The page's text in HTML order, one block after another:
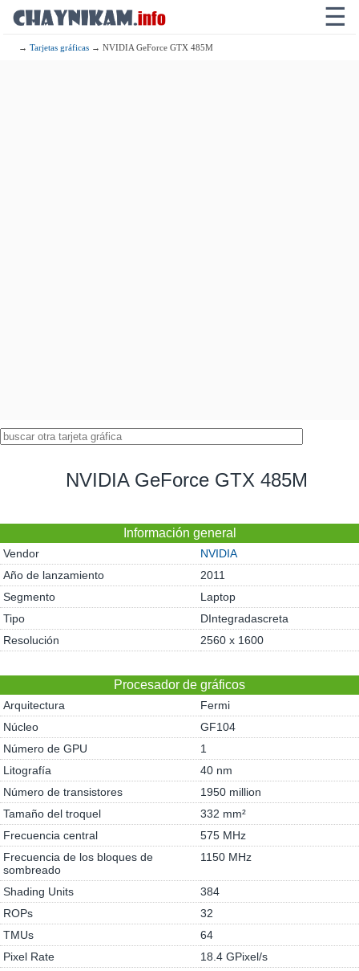
☰
→Tarjetas gráficas → NVIDIA GeForce GTX 485M
NVIDIA GeForce GTX 485M
Información general
Vendor
NVIDIA
Año de lanzamiento
2011
Segmento
Laptop
Tipo
DIntegradascreta
Resolución
2560 x 1600
Procesador de gráficos
Arquitectura
Fermi
Núcleo
GF104
Número de GPU
1
Litografía
40 nm
Número de transistores
1950 million
Tamaño del troquel
332 mm²
Frecuencia central
575 MHz
Frecuencia de los bloques de
sombreado
1150 MHz
Shading Units
384
ROPs
32
TMUs
64
Pixel Rate
18.4 GPixel/s